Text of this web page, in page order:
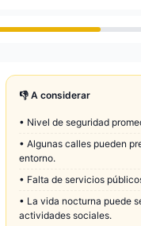
👎 A considerar
• Nivel de seguridad
• Algunas calles pueden
entorno.
• Falta de servicios
• La vida nocturna puede
actividades sociales.